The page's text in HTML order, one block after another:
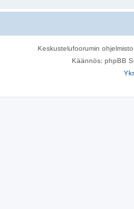
Keskustelufoorumin ohjelmisto
Käännös: phpBB